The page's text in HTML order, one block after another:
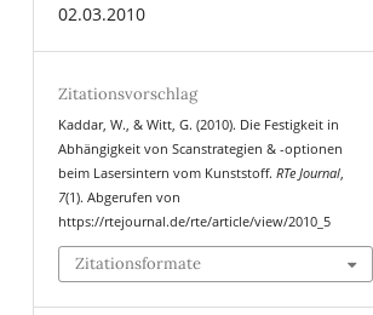
02.03.2010
Zitationsvorschlag
Kaddar, W., & Witt, G. (2010). Die Festigkeit in
Abhängigkeit von Scanstrategien & -optionen
beim Lasersintern vom Kunststoff. RTe Journal,
7(1). Abgerufen von
https://rtejournal.de/rte/article/view/2010_5
Zitationsformate